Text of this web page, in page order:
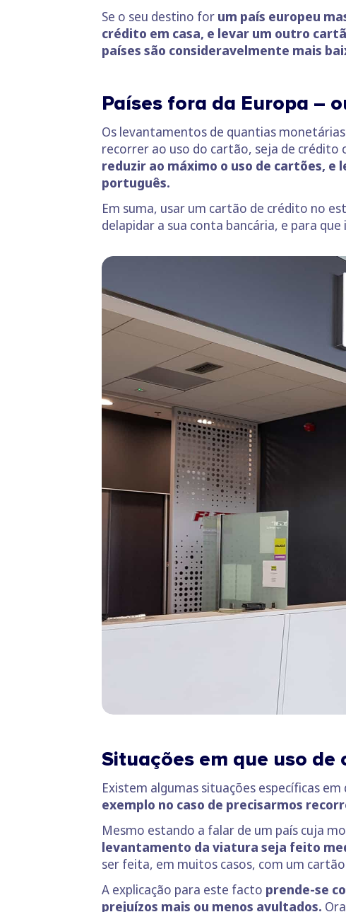
Se o seu destino for um país europeu
crédito em casa, e levar um outro
países são consideravelmente mais
Países fora da Europa –
Os levantamentos de quantias
recorrer ao uso do cartão, seja de
reduzir ao máximo o uso de cartões,
português.
Em suma, usar um cartão de crédito no
delapidar a sua conta bancária, e para
Situações em que uso
Existem algumas situações específicas
exemplo no caso de precisarmos
Mesmo estando a falar de um país cuja
levantamento da viatura seja feito
ser feita, em muitos casos, com um
A explicação para este facto prende-se
prejuízos mais ou menos avultados.